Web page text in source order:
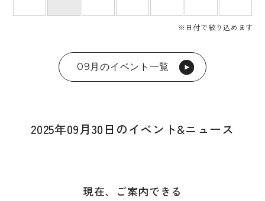
※日付で絞り込めます
09月のイベント一覧
2025年09月30日のイベント&ニュース
現在、ご案内できる